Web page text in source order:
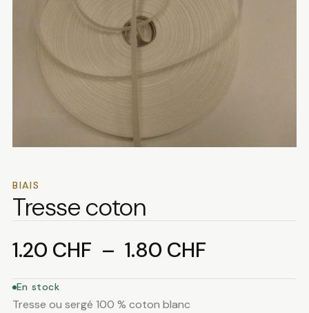
BIAIS
Tresse coton
1.20 CHF – 1.80 CHFPlage
de
En stock
Tresse ou sergé 100 % coton blanc